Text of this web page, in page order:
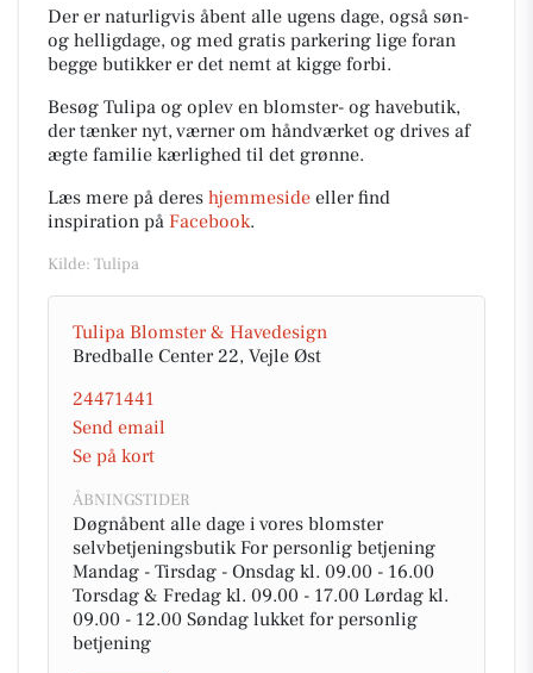
Der er naturligvis åbent alle ugens dage, også søn-
og helligdage, og med gratis parkering lige foran
begge butikker er det nemt at kigge forbi.
Besøg Tulipa og oplev en blomster- og havebutik,
der tænker nyt, værner om håndværket og drives af
ægte familie kærlighed til det grønne.
Læs mere på deres hjemmeside eller find
inspiration på Facebook.
Kilde: Tulipa
Tulipa Blomster & Havedesign
Bredballe Center 22, Vejle Øst
24471441
Send email
Se på kort
ÅBNINGSTIDER
Døgnåbent alle dage i vores blomster
selvbetjeningsbutik For personlig betjening
Mandag - Tirsdag - Onsdag kl. 09.00 - 16.00
Torsdag & Fredag kl. 09.00 - 17.00 Lørdag kl.
09.00 - 12.00 Søndag lukket for personlig
betjening